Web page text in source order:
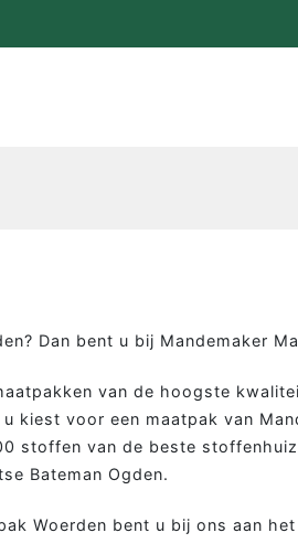
MAATWERK
Dan bent u bij Mandemaker
van de hoogste
kiest voor een maatpak van
stoffen van de beste
Bateman Ogden.
Woerden bent u bij ons aan